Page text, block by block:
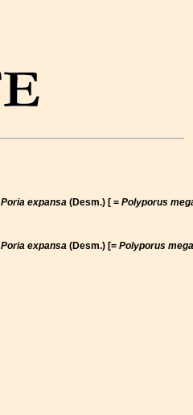
Poria expansa (Desm.) [ = Polyporus
Poria expansa (Desm.) [= Polyporus